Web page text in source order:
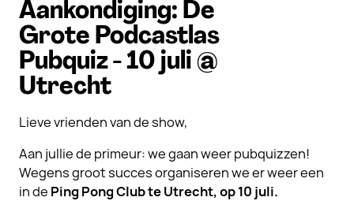
Aankondiging: De
Grote Podcastlas
Pubquiz - 10 juli @
Utrecht
Lieve vrienden van de show,
Aan jullie de primeur: we gaan weer pubquizzen!
Wegens groot succes organiseren we er weer een
in de Ping Pong Club te Utrecht, op 10 juli.